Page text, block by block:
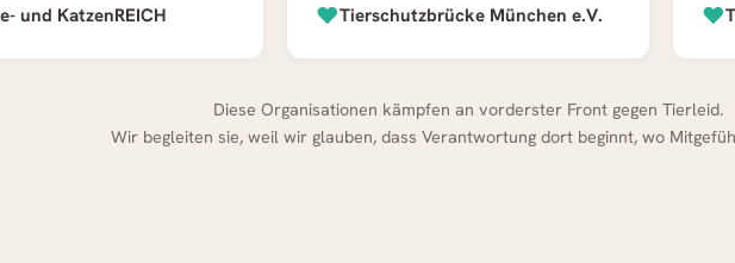
und KatzenREICH ♥Tierschutzbrücke München e.V. ♥
Diese Organisationen kämpfen an vorderster Front gegen Tierleid.
Wir begleiten sie, weil wir glauben, dass Verantwortung dort beginnt, wo